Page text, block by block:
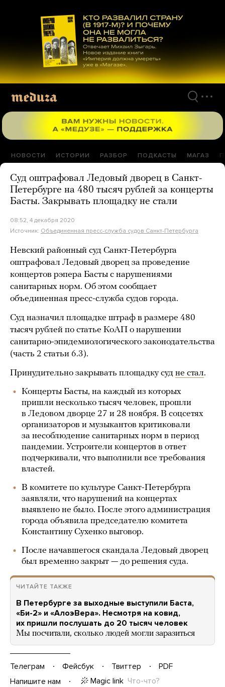
материалам
НОВОСТИ ИСТОРИИ РАЗБОР ПОДКАСТЫ МАГАЗ
Суд оштрафовал Ледовый дворец в Санкт-
Петербурге на 480 тысяч рублей за концерты
Басты. Закрывать площадку не стали
08:52, 4 декабря 2020
Источник: Объединенная пресс-служба судов Санкт-Петербурга
Невский районный суд Санкт-Петербурга
оштрафовал Ледовый дворец за проведение
концертов рэпера Басты с нарушениями
санитарных норм. Об этом сообщает
объединенная пресс-служба судов города.
Суд назначил площадке штраф в размере 480
тысяч рублей по статье КоАП о нарушении
санитарно-эпидемиологического законодательства
(часть 2 статьи 6.3).
Принудительно закрывать площадку суд не стал.
Концерты Басты, на каждый из которых
пришли несколько тысяч человек, прошли
в Ледовом дворце 27 и 28 ноября. В соцсетях
организаторов и музыкантов критиковали
за несоблюдение санитарных норм в период
пандемии. Устроители концертов в ответ
подчеркивали, что выполнили все требования
властей.
В комитете по культуре Санкт-Петербурга
заявляли, что нарушений на концертах
выявлено не было. После этого администрация
города объявила председателю комитета
Константину Сухенко выговор.
После начавшегося скандала Ледовый дворец
был временно закрыт — до решения суда.
ЧИТАЙТЕ ТАКЖЕ
В Петербурге за выходные выступили Баста,
«Би-2» и «АлоэВера». Несмотря на ковид,
их пришли послушать до 20 тысяч человек
Мы посчитали, сколько людей могли заразиться
Телеграм Фейсбук Твиттер
PDF
Напишите нам
Magic link Что-что?